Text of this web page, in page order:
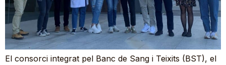
El consorci integrat pel Banc de Sang i Teixits (BST), el